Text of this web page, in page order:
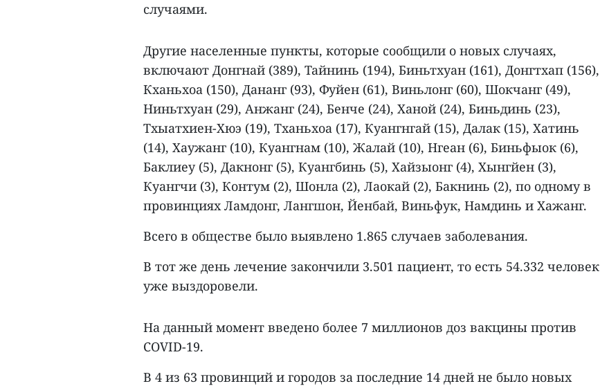
случаями.
Другие населенные пункты, которые сообщили о новых случаях,
включают Донгнай (389), Тайнинь (194), Биньтхуан (161), Донгтхап (156),
Кханьхоа (150), Дананг (93), Фуйен (61), Виньлонг (60), Шокчанг (49),
Ниньтхуан (29), Анжанг (24), Бенче (24), Ханой (24), Биньдинь (23),
Тхыатхиен-Хюэ (19), Тханьхоа (17), Куангнгай (15), Далак (15), Хатинь
(14), Хаужанг (10), Куангнам (10), Жалай (10), Нгеан (6), Биньфыок (6),
Баклиеу (5), Дакнонг (5), Куангбинь (5), Хайзыонг (4), Хынгйен (3),
Куангчи (3), Контум (2), Шонла (2), Лаокай (2), Бакнинь (2), по одному в
провинциях Ламдонг, Лангшон, Йенбай, Виньфук, Намдинь и Хажанг.
Всего в обществе было выявлено 1.865 случаев заболевания.
В тот же день лечение закончили 3.501 пациент, то есть 54.332 человек
уже выздоровели.
На данный момент введено более 7 миллионов доз вакцины против
COVID-19.
В 4 из 63 провинций и городов за последние 14 дней не было новых